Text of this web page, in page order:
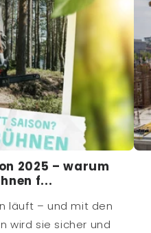
2025 – warum
f...
läuft – und mit den
wird sie sicher und